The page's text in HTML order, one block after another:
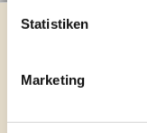
Statistiken
Marketing
Evangelische
Tel.:0 52 04 / 36 28